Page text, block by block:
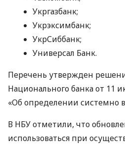
Укргазбанк;
Укрэксимбанк;
УкрСиббанк;
Универсал Банк.
Перечень утвержден
Национального банка от 11
«Об определении системно
В НБУ отметили, что
использоваться при